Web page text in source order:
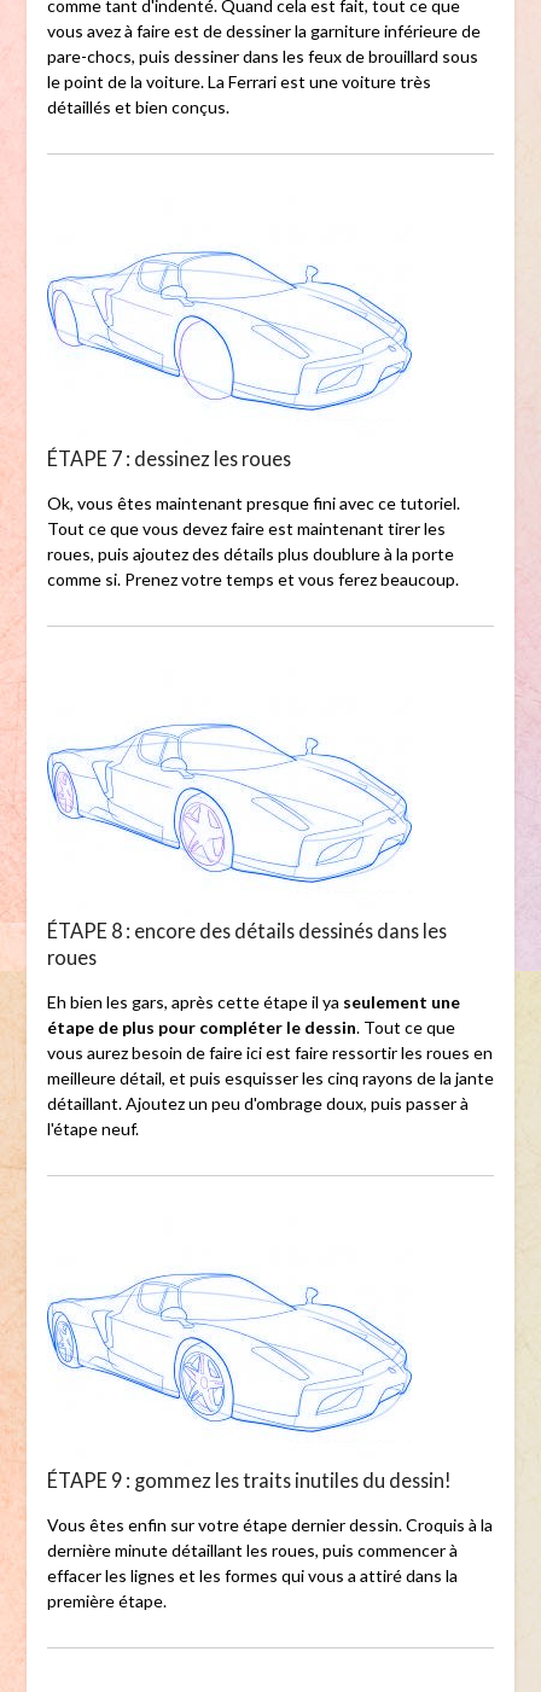
comme tant d'indenté. Quand cela est fait, tout ce que
vous avez à faire est de dessiner la garniture inférieure de
pare-chocs, puis dessiner dans les feux de brouillard sous
le point de la voiture. La Ferrari est une voiture très
détaillés et bien conçus.
ÉTAPE 7 : dessinez les roues
Ok, vous êtes maintenant presque fini avec ce tutoriel.
Tout ce que vous devez faire est maintenant tirer les
roues, puis ajoutez des détails plus doublure à la porte
comme si. Prenez votre temps et vous ferez beaucoup.
ÉTAPE 8 : encore des détails dessinés dans les
roues
Eh bien les gars, après cette étape il ya seulement une
étape de plus pour compléter le dessin. Tout ce que
vous aurez besoin de faire ici est faire ressortir les roues en
meilleure détail, et puis esquisser les cinq rayons de la jante
détaillant. Ajoutez un peu d'ombrage doux, puis passer à
l'étape neuf.
ÉTAPE 9 : gommez les traits inutiles du dessin!
Vous êtes enfin sur votre étape dernier dessin. Croquis à la
dernière minute détaillant les roues, puis commencer à
effacer les lignes et les formes qui vous a attiré dans la
première étape.